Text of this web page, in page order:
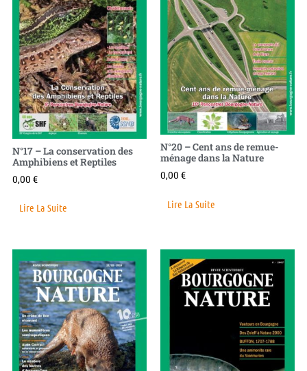
N°17 – La conservation des
Amphibiens et Reptiles
0,00 €
Lire La Suite
N°20 – Cent ans de remue-
ménage dans la Nature
0,00 €
Lire La Suite